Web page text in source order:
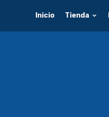
Inicio Tienda